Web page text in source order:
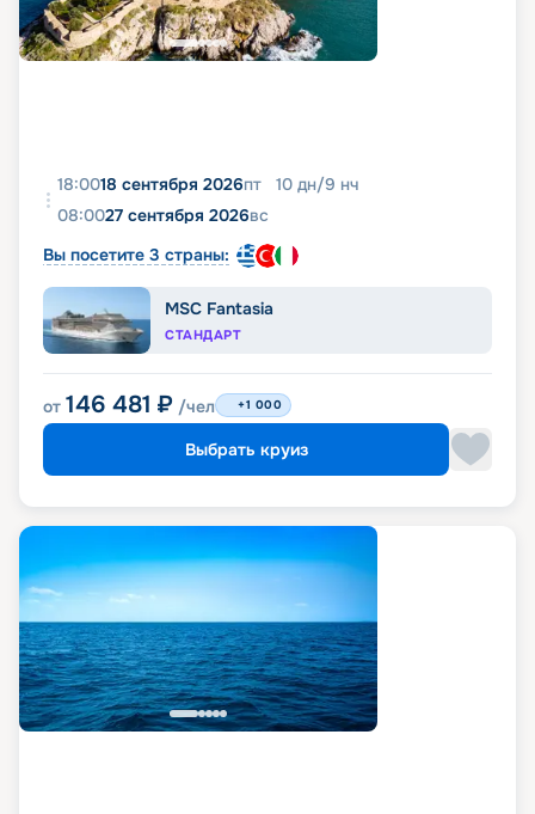
18:0018 сентября 2026пт 10 дн/9 нч
08:0027 сентября 2026вс
Вы посетите 3 страны:
MSC Fantasia
СТАНДАРТ
от 146 481 ₽ /чел +1 000
Выбрать круиз